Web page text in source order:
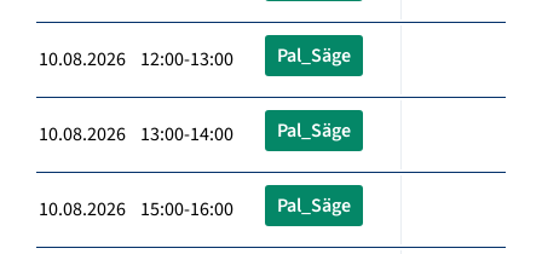
10.08.2026 12:00-13:00 Pal_Säge
10.08.2026 13:00-14:00 Pal_Säge
10.08.2026 15:00-16:00 Pal_Säge